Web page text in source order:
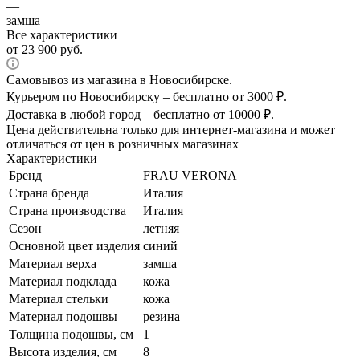
—
замша
Все характеристики
от 23 900 руб.
Самовывоз из магазина в Новосибирске.
Курьером по Новосибирску – бесплатно от 3000 ₽.
Доставка в любой город – бесплатно от 10000 ₽.
Цена действительна только для интернет-магазина и может
отличаться от цен в розничных магазинах
Характеристики
Бренд
FRAU VERONA
Страна бренда
Италия
Страна производства
Италия
Сезон
летняя
Основной цвет изделия синий
Материал верха
замша
Материал подклада
кожа
Материал стельки
кожа
Материал подошвы
резина
Толщина подошвы, см
1
Высота изделия, см
8